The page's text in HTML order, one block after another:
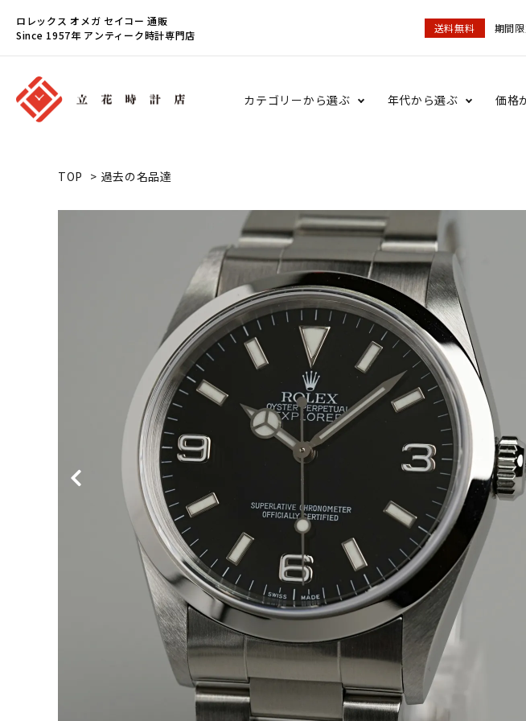
ロレックス オメガ セイコー 通販
Since 1957年 アンティーク時計専門店
送料無料 期間
カテゴリーから選ぶ 年代から選ぶ 価格
TOP > 過去の名品達